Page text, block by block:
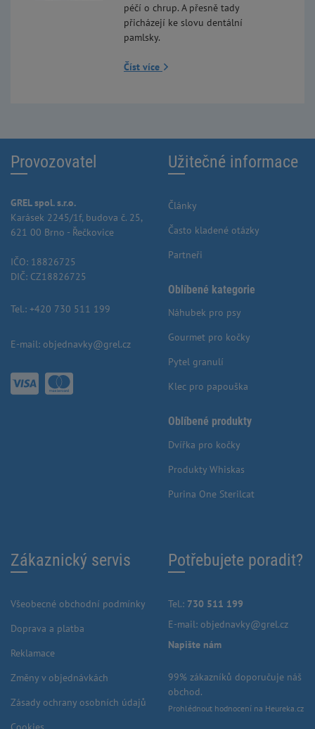
péčí o chrup. A přesně tady
přicházejí ke slovu dentální
pamlsky.
Číst více
Provozovatel
GREL spol. s.r.o.
Karásek 2245/1f, budova č. 25,
621 00 Brno - Řečkovice
IČO: 18826725
DIČ: CZ18826725
Tel.: +420 730 511 199
E-mail: objednavky@grel.cz
Užitečné informace
Články
Často kladené otázky
Partneři
Oblíbené kategorie
Náhubek pro psy
Gourmet pro kočky
Pytel granulí
Klec pro papouška
Oblíbené produkty
Dvířka pro kočky
Produkty Whiskas
Purina One Sterilcat
Zákaznický servis
Všeobecné obchodní podmínky
Doprava a platba
Reklamace
Změny v objednávkách
Zásady ochrany osobních údajů
Potřebujete poradit?
Tel.: 730 511 199
E-mail: objednavky@grel.cz
Napište nám
99% zákazníků doporučuje náš
obchod.
Prohlédnout hodnocení na Heureka.cz